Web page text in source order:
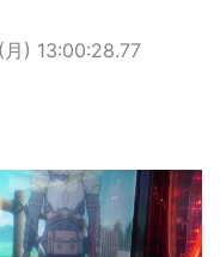
) 13:00:28.77